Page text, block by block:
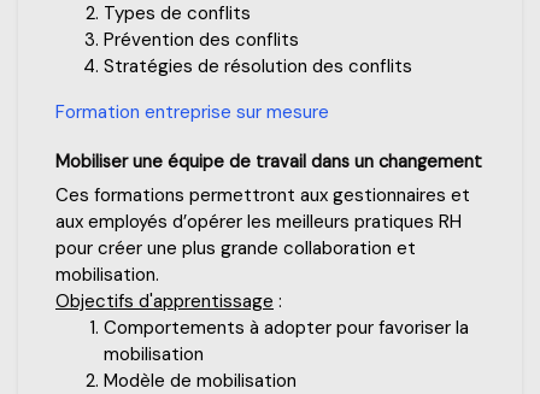
Types de conflits
Prévention des conflits
Stratégies de résolution des conflits
Formation entreprise sur mesure
Mobiliser une équipe de travail dans un changement
Ces formations permettront aux gestionnaires et
aux employés d’opérer les meilleurs pratiques RH
pour créer une plus grande collaboration et
mobilisation.
Objectifs d'apprentissage :
Comportements à adopter pour favoriser la
mobilisation
Modèle de mobilisation